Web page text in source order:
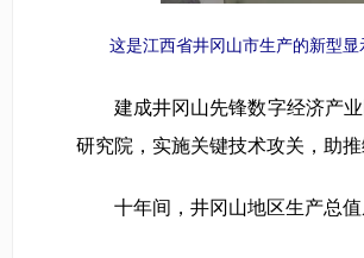
这是江西省井冈山市生产的新型显
建成井冈山先锋数字经济产业
研究院，实施关键技术攻关，助
十年间，井冈山地区生产总值